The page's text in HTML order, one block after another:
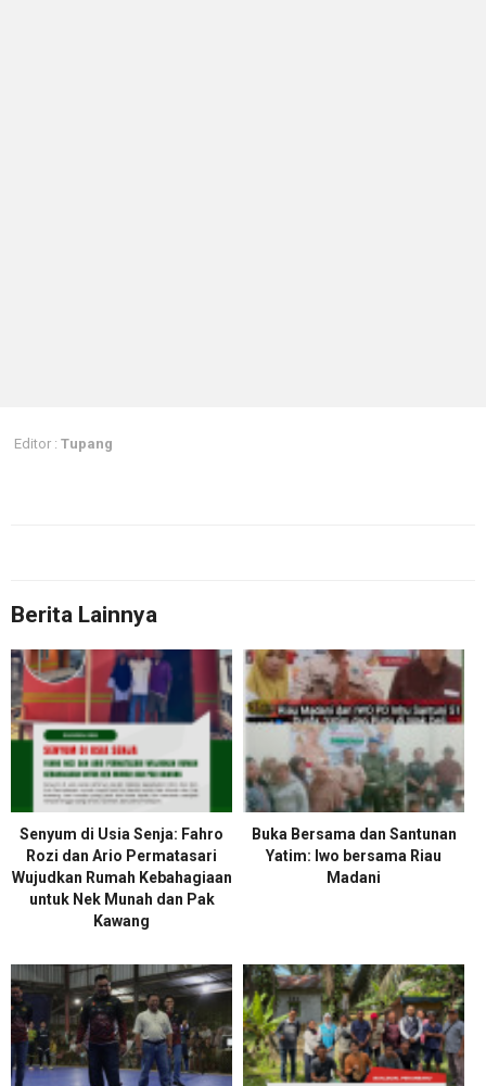
Editor : Tupang
Berita Lainnya
Senyum di Usia Senja: Fahro
Rozi dan Ario Permatasari
Wujudkan Rumah Kebahagiaan
untuk Nek Munah dan Pak
Kawang
Buka Bersama dan Santunan
Yatim: Iwo bersama Riau
Madani